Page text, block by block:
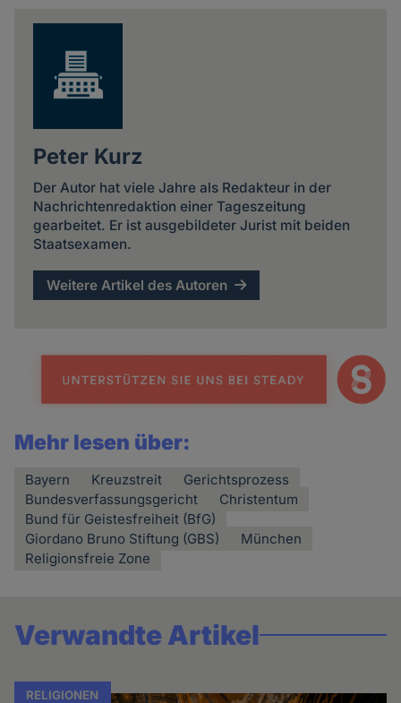
Peter Kurz
Der Autor hat viele Jahre als Redakteur in der
Nachrichtenredaktion einer Tageszeitung
gearbeitet. Er ist ausgebildeter Jurist mit beiden
Staatsexamen.
Weitere Artikel des Autoren
Mehr lesen über:
Bayern Kreuzstreit
Gerichtsprozess
Bundesverfassungsgericht
Christentum
Bund für Geistesfreiheit (BfG)
Giordano Bruno Stiftung (GBS)
München
Religionsfreie Zone
Verwandte Artikel
RELIGIONEN